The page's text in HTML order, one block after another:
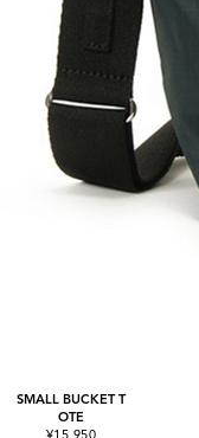
SMALL BUCKET T
OTE